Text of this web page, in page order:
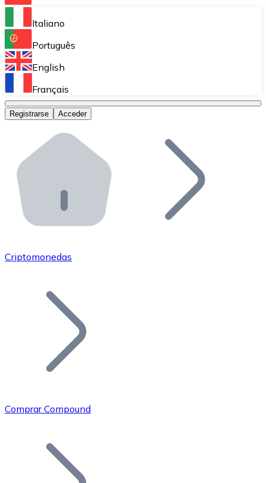
Bitnovo Ramp
Integra nuestra solución en tu plataforma.
Bitnovo Giftcards
Bitnovo OTC
Bitnovo ATM
Integra un ATM Bitnovo en tu negocio y permite que
Bitnovo API
Integra nuestra API en tu ecosistema.
Únete a nuestra red de distribuidores.
Añade tu proyecto a nuestro ecosistema.
Bitcoin
Italiano
Português
English
Français
Registrarse Acceder
Criptomonedas
Comprar Compound